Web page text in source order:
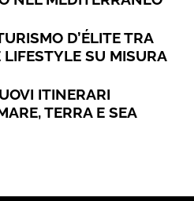
D’ÉLITE TRA
LIFESTYLE SU MISURA
ITINERARI
TERRA E SEA